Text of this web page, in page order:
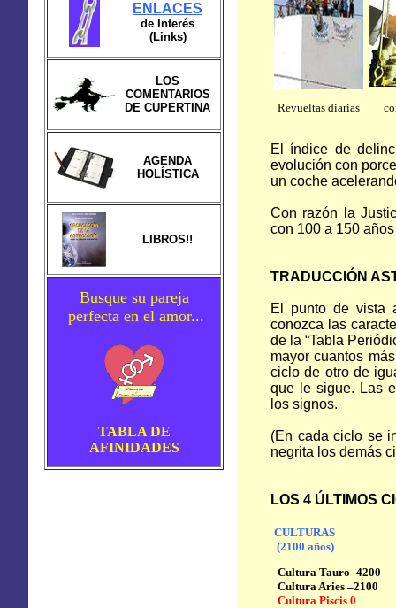
ENLACES
de Interés
(Links)
LOS
COMENTARIOS
DE CUPERTINA
AGENDA
HOLÍSTICA
LIBROS!!
Busque su pareja
perfecta en el amor...
TABLA DE
AFINIDADES
Revueltas diarias
El índice de
evolución con
un coche
Con razón la
con 100 a 150
TRADUCCIÓN
El punto de vista
conozca las
de la “Tabla
mayor cuantos
ciclo de otro de
que le sigue. Las
los signos.
(En cada ciclo se
negrita los demás
LOS 4 ÚLTIMOS
CULTURAS
(2100 años)
Cultura Tauro -4200
Cultura Aries –2100
Cultura Piscis 0